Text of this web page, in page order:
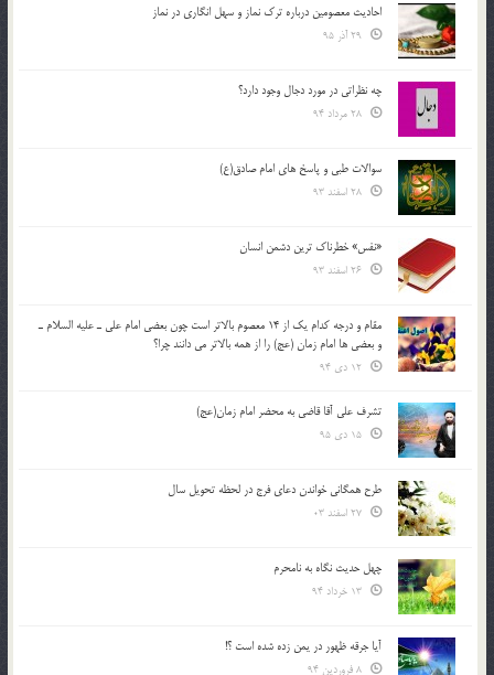
احادیث معصومین درباره ترک نماز و سهل انگاری در نماز
چه نظراتی در مورد دجال وجود دارد؟
سوالات طبی و پاسخ های امام صادق(ع)
«نفس» خطرناک ترین دشمن انسان
مقام و درجه كدام يك از 14 معصوم بالاتر است چون بعضي امام علي ـ عليه السلام ـ
و بعضي ها امام زمان (عج) را از همه بالاتر مي دانند چرا؟
تشرف علي آقا قاضي به محضر امام زمان(عج)
طرح همگانی خواندن دعای فرج در لحظه تحویل سال
چهل حدیث نگاه به نامحرم
آیا جرقه ظهور در یمن زده شده است ؟!